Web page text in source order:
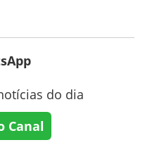
do dia
Canal